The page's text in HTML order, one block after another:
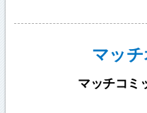
マッ
マッチコミ